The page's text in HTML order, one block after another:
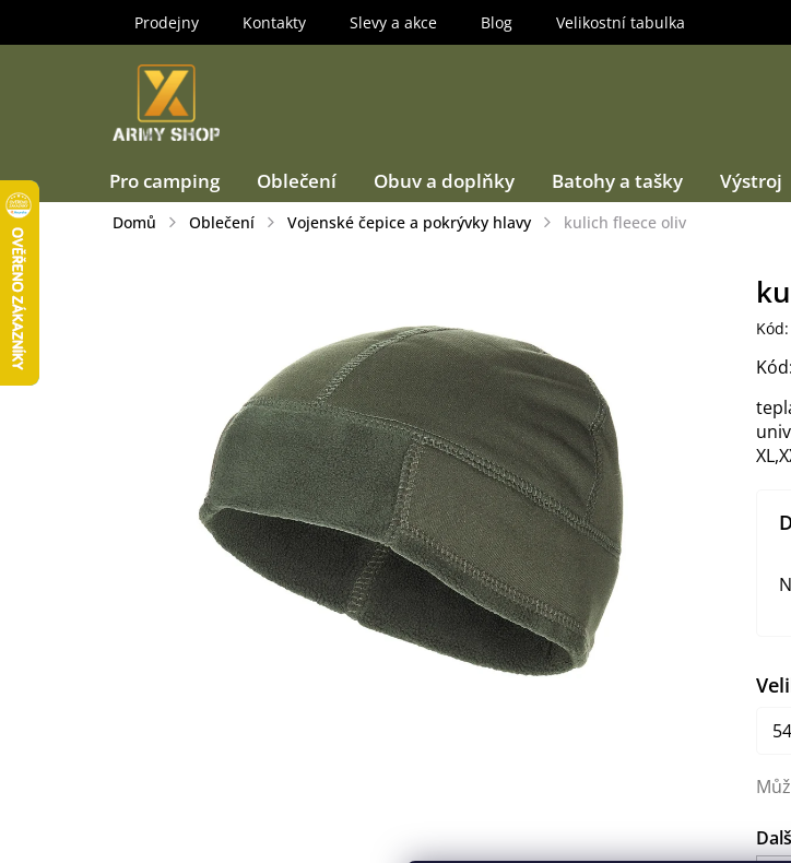
Prodejny Kontakty Slevy a akce Blog Velikostní tabulka
Pro camping Oblečení Obuv a doplňky Batohy a tašky Výstroj
Domů Oblečení Vojenské čepice a pokrývky hlavy kulich fleece oliv
54
Kód:
Kód: